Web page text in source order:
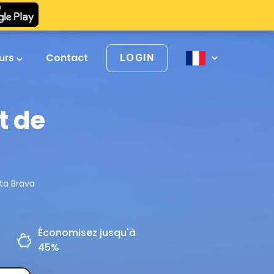
Contact LOGIN
de
Brava
Économisez jusqu'à
45%